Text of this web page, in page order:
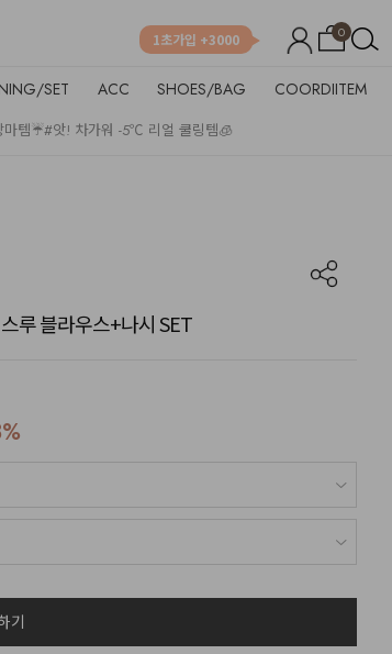
0
1초가입 +3000
SET ACC SHOES/BAG COORDIITEM
템☔#앗! 차가워 -5℃ 리얼 쿨링템🧊
루 블라우스+나시 SET
%
기